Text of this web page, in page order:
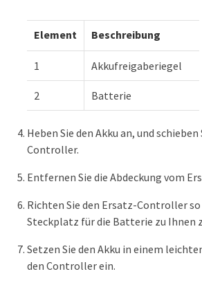
Element Beschreibung
1 Akkufreigaberiegel
2 Batterie
Heben Sie den Akku an, und schieben
Controller.
Entfernen Sie die Abdeckung vom
Richten Sie den Ersatz-Controller so
Steckplatz für die Batterie zu Ihnen
Setzen Sie den Akku in einem
den Controller ein.